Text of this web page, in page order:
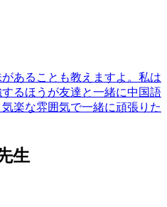
あることも教えますよ。私は
るほうが友達と一緒に中国語
楽な雰囲気で一緒に頑張りた
生